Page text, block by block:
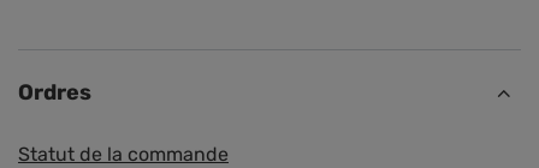
Ordres
Statut de la commande